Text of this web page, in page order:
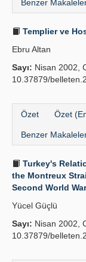
Benzer
Templier ve
Ebru Altan
Sayı: Nisan 2002,
10.37879/
Özet Özet
Benzer
Turkey's
the Montreux
Second World War
Yücel Güçlü
Sayı: Nisan 2002,
10.37879/